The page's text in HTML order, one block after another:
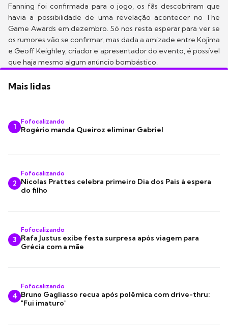
Fanning foi confirmada para o jogo, os fãs descobriram que
havia a possibilidade de uma revelação acontecer no The
Game Awards em dezembro. Só nos resta esperar para ver se
os rumores vão se confirmar, mas dada a amizade entre Kojima
e Geoff Keighley, criador e apresentador do evento, é possível
que haja mesmo algum anúncio bombástico.
Mais lidas
1
Fofocalizando
Rogério manda Queiroz eliminar Gabriel
2
Fofocalizando
Nicolas Prattes celebra primeiro Dia dos Pais à espera
do filho
3
Fofocalizando
Rafa Justus exibe festa surpresa após viagem para
Grécia com a mãe
4
Fofocalizando
Bruno Gagliasso recua após polêmica com drive-thru:
"Fui imaturo"